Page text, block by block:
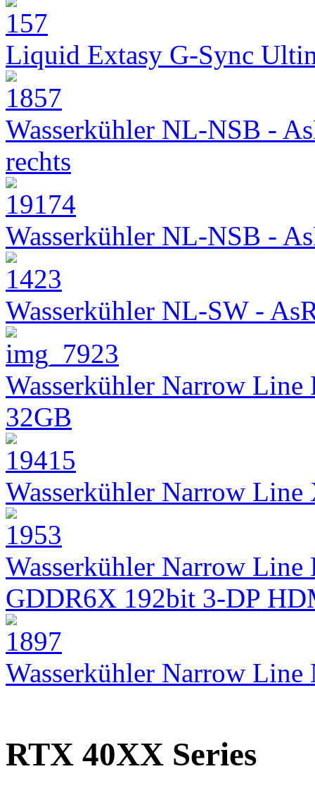
Liquid Extasy G-Sync
Wasserkühler NL-NSB -
rechts
Wasserkühler NL-NSB -
Wasserkühler NL-SW -
Wasserkühler Narrow
32GB
Wasserkühler Narrow
Wasserkühler Narrow Line
GDDR6X 192bit 3-DP
Wasserkühler Narrow
RTX 40XX Series